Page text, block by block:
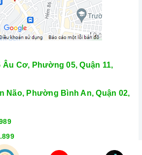
Âu Cơ, Phường 05, Quận 11,
Não, Phường Bình An, Quận 02,